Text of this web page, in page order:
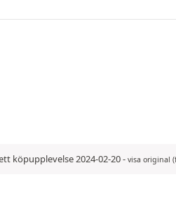
köpupplevelse 2024-02-20- visa original